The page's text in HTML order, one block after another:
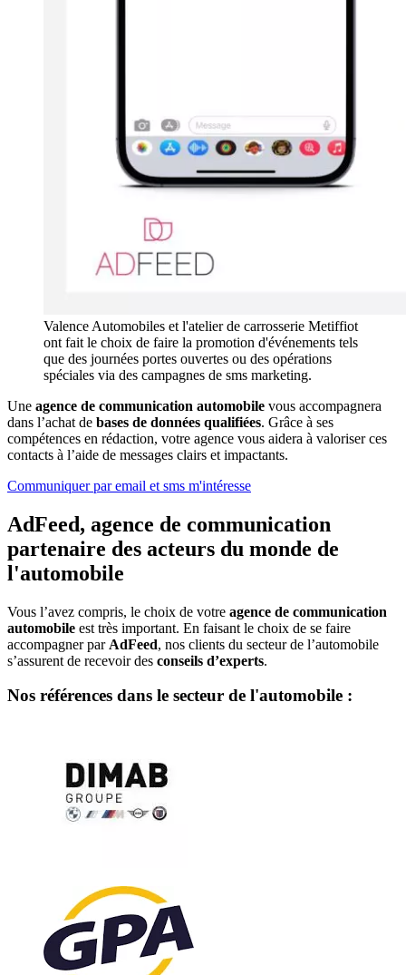
Valence Automobiles et l'atelier de carrosserie Metiffiot
ont fait le choix de faire la promotion d'événements tels
que des journées portes ouvertes ou des opérations
spéciales via des campagnes de sms marketing.
Une agence de communication automobile vous accompagnera
dans l’achat de bases de données qualifiées. Grâce à ses
compétences en rédaction, votre agence vous aidera à valoriser ces
contacts à l’aide de messages clairs et impactants.
Communiquer par email et sms m'intéresse
AdFeed, agence de communication
partenaire des acteurs du monde de
l'automobile
Vous l’avez compris, le choix de votre agence de communication
automobile est très important. En faisant le choix de se faire
accompagner par AdFeed, nos clients du secteur de l’automobile
s’assurent de recevoir des conseils d’experts.
Nos références dans le secteur de l'automobile :